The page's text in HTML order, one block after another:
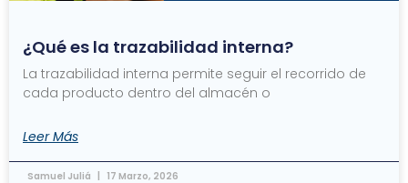
¿Qué es la trazabilidad interna?
La trazabilidad interna permite seguir el recorrido de
cada producto dentro del almacén o
Leer Más
Samuel Juliá 17 Marzo, 2026